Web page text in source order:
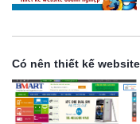
Có nên thiết kế